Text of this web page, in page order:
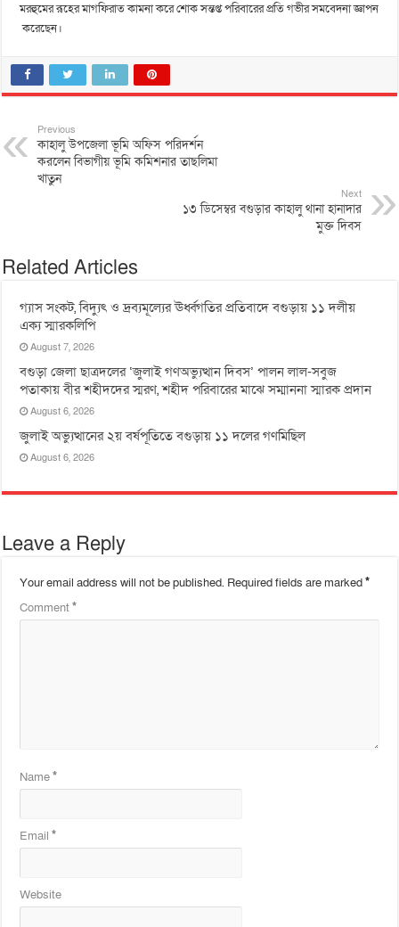
মরহুমের রূহের মাগফিরাত কামনা করে শোক সন্তপ্ত পরিবারের প্রতি গভীর সমবেদনা জ্ঞাপন
করেছেন।
Previous
কাহালু উপজেলা ভূমি অফিস পরিদর্শন
করলেন বিভাগীয় ভূমি কমিশনার তাছলিমা
খাতুন
Next
১৩ ডিসেম্বর বগুড়ার কাহালু থানা হানাদার
মুক্ত দিবস
Related Articles
গ্যাস সংকট, বিদ্যুৎ ও দ্রব্যমূল্যের ঊর্ধ্বগতির প্রতিবাদে বগুড়ায় ১১ দলীয়
এক্য স্মারকলিপি
August 7, 2026
বগুড়া জেলা ছাত্রদলের ‘জুলাই গণঅভ্যুত্থান দিবস’ পালন লাল-সবুজ
পতাকায় বীর শহীদদের স্মরণ, শহীদ পরিবারের মাঝে সম্মাননা স্মারক প্রদান
August 6, 2026
জুলাই অভ্যুত্থানের ২য় বর্ষপূতিতে বগুড়ায় ১১ দলের গণমিছিল
August 6, 2026
Leave a Reply
Your email address will not be published. Required fields are marked*
Comment*
Name*
Email*
Website